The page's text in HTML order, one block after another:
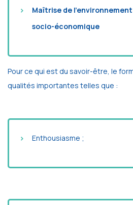
Maîtrise de l’environnement
socio-économique
Pour ce qui est du savoir-être, le
qualités importantes telles que :
Enthousiasme ;